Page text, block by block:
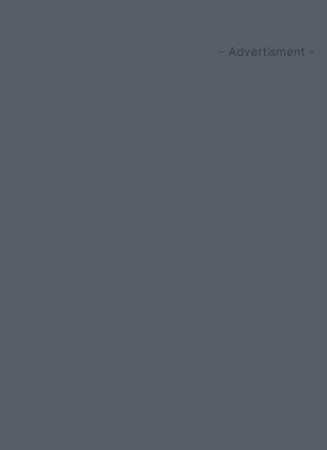
- Advertisment -